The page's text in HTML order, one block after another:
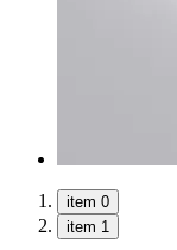
item 0
item 1